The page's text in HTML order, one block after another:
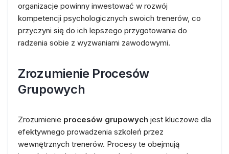
organizacje powinny inwestować w rozwój
kompetencji psychologicznych swoich trenerów, co
przyczyni się do ich lepszego przygotowania do
radzenia sobie z wyzwaniami zawodowymi.
Zrozumienie Procesów
Grupowych
Zrozumienie procesów grupowych jest kluczowe dla
efektywnego prowadzenia szkoleń przez
wewnętrznych trenerów. Procesy te obejmują